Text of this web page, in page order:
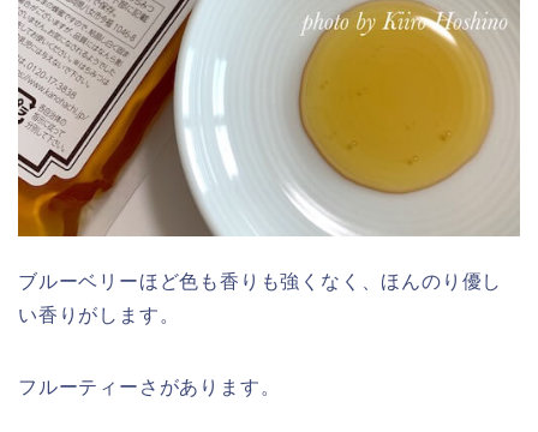
ブルーベリーほど色も香りも強くなく、ほんのり優し
い香りがします。
フルーティーさがあります。